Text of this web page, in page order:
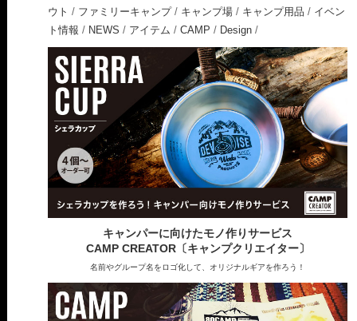
ウト / ファミリーキャンプ/ キャンプ場 / キャンプ用品 / イベン
ト情報 / NEWS / アイテム /CAMP / Design /
キャンパーに向けたモノ作りサービス
CAMP CREATOR〔キャンプクリエイター〕
名前やグループ名をロゴ化して、オリジナルギアを作ろう！